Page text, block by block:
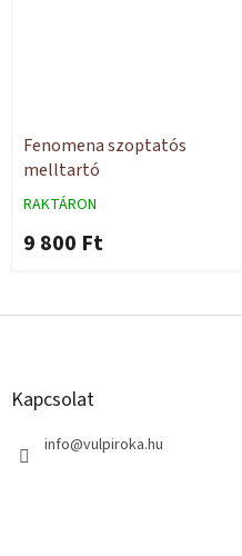
Fenomena szoptatós
melltartó
RAKTÁRON
9 800 Ft
L
Kapcsolat
info@vulpiroka.hu